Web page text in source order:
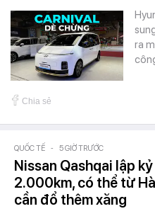
ra
Chia sẻ
QUỐC TẾ - 5 GIỜ TRƯỚC
Nissan Qashqai lập
2.000km, có thể từ
cần đổ thêm xăng